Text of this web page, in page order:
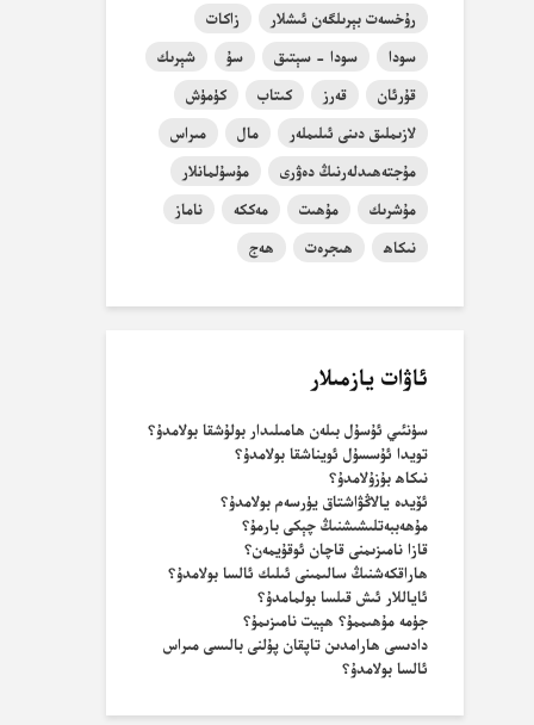
رۇخسەت بېرىلگەن ئىشلار
زاكات
سودا
سودا - سېتىق سۇ
شېرىك
قۇرئان
قەرز كىتاب
كۈمۈش
لازىملىق دىنى ئىلىملەر
مال
مىراس
مۇجتەھىدلەرنىڭ دەۋرى
مۇسۇلمانلار
مۇشرىك
مۇھىت مەككە
ناماز
نىكاھ
ھىجرەت ھەج
ئاۋات يازمىلار
سۈنئىي ئۇسۇل بىلەن ھامىلىدار بولۇشقا بولامدۇ؟
تويدا ئۇسسۇل ئويناشقا بولامدۇ؟
نىكاھ بۇزۇلامدۇ؟
ئۆيدە يالاڭۋاشتاق يۈرسەم بولامدۇ؟
مۇھەببەتلىشىشنىڭ چېكى بارمۇ؟
قازا نامىزىمنى قاچان ئوقۇيمەن؟
ھاراقكەشنىڭ سالىمىنى ئىلىك ئالسا بولامدۇ؟
ئاياللار ئىش قىلسا بولمامدۇ؟
جۈمە مۇھىممۇ؟ ھېيت نامىزىمۇ؟
دادىسى ھارامدىن تاپقان پۇلنى بالىسى مىراس
ئالسا بولامدۇ؟